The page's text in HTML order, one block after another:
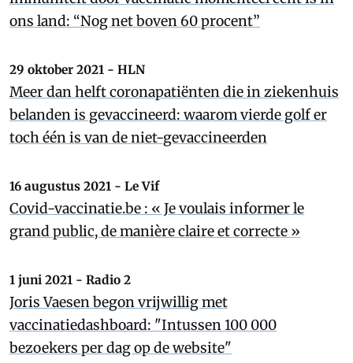
ons land: “Nog net boven 60 procent”
29 oktober 2021 - HLN
Meer dan helft coronapatiënten die in ziekenhuis
belanden is gevaccineerd: waarom vierde golf er
toch één is van de niet-gevaccineerden
16 augustus 2021 - Le Vif
Covid-vaccinatie.be : « Je voulais informer le
grand public, de manière claire et correcte »
1 juni 2021 - Radio 2
Joris Vaesen begon vrijwillig met
vaccinatiedashboard: "Intussen 100 000
bezoekers per dag op de website"